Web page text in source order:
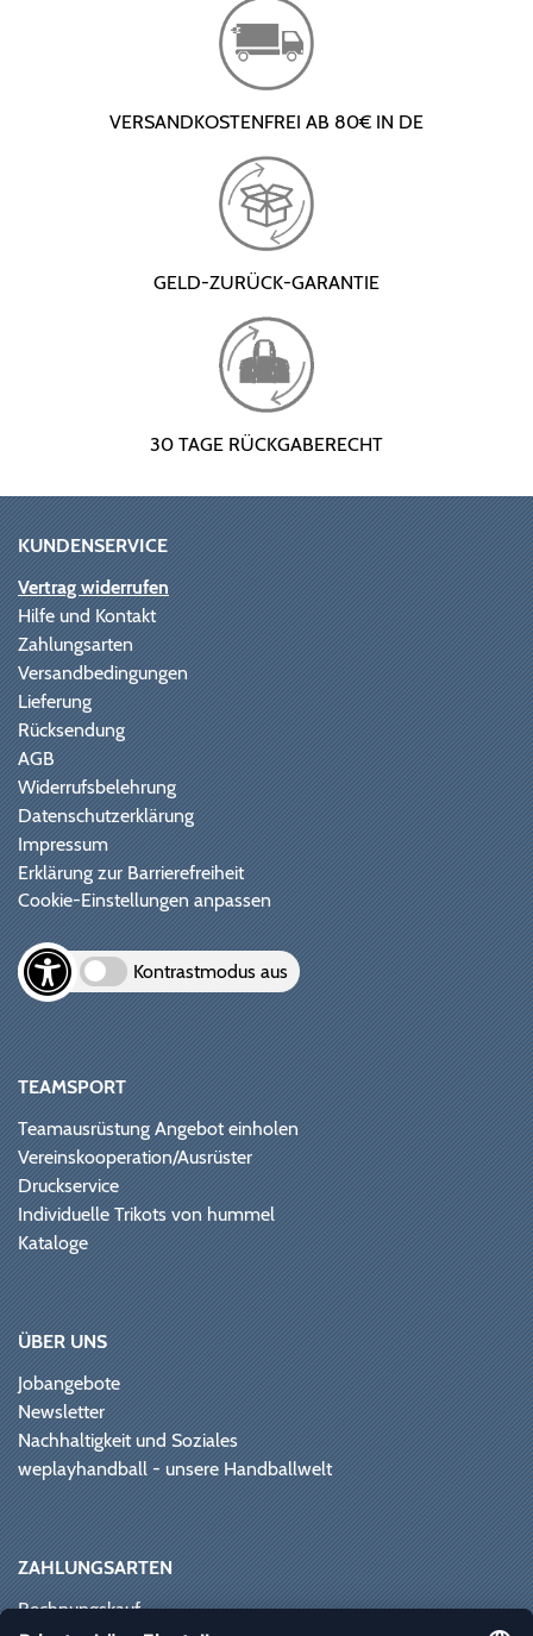
VERSANDKOSTENFREI AB 80€ IN DE
GELD-ZURÜCK-GARANTIE
30 TAGE RÜCKGABERECHT
KUNDENSERVICE
Vertrag widerrufen
Hilfe und Kontakt
Zahlungsarten
Versandbedingungen
Lieferung
Rücksendung
AGB
Widerrufsbelehrung
Datenschutzerklärung
Impressum
Erklärung zur Barrierefreiheit
Cookie-Einstellungen anpassen
Kontrastmodus aus
TEAMSPORT
Teamausrüstung Angebot einholen
Vereinskooperation/Ausrüster
Druckservice
Individuelle Trikots von hummel
Kataloge
ÜBER UNS
Jobangebote
Newsletter
Nachhaltigkeit und Soziales
weplayhandball - unsere Handballwelt
ZAHLUNGSARTEN
Rechnungskauf